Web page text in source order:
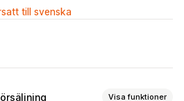
till svenska
Visa funktioner